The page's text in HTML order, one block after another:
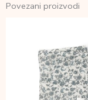
Povezani proizvodi